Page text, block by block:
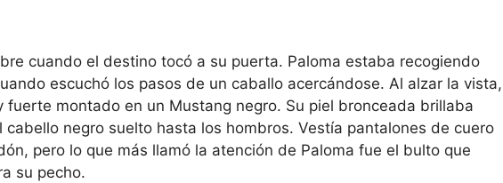
cuando el destino tocó a su puerta. Paloma estaba recogiendo
escuchó los pasos de un caballo acercándose. Al alzar la vista,
fuerte montado en un Mustang negro. Su piel bronceada brillaba
cabello negro suelto hasta los hombros. Vestía pantalones de cuero
pero lo que más llamó la atención de Paloma fue el bulto que
su pecho.